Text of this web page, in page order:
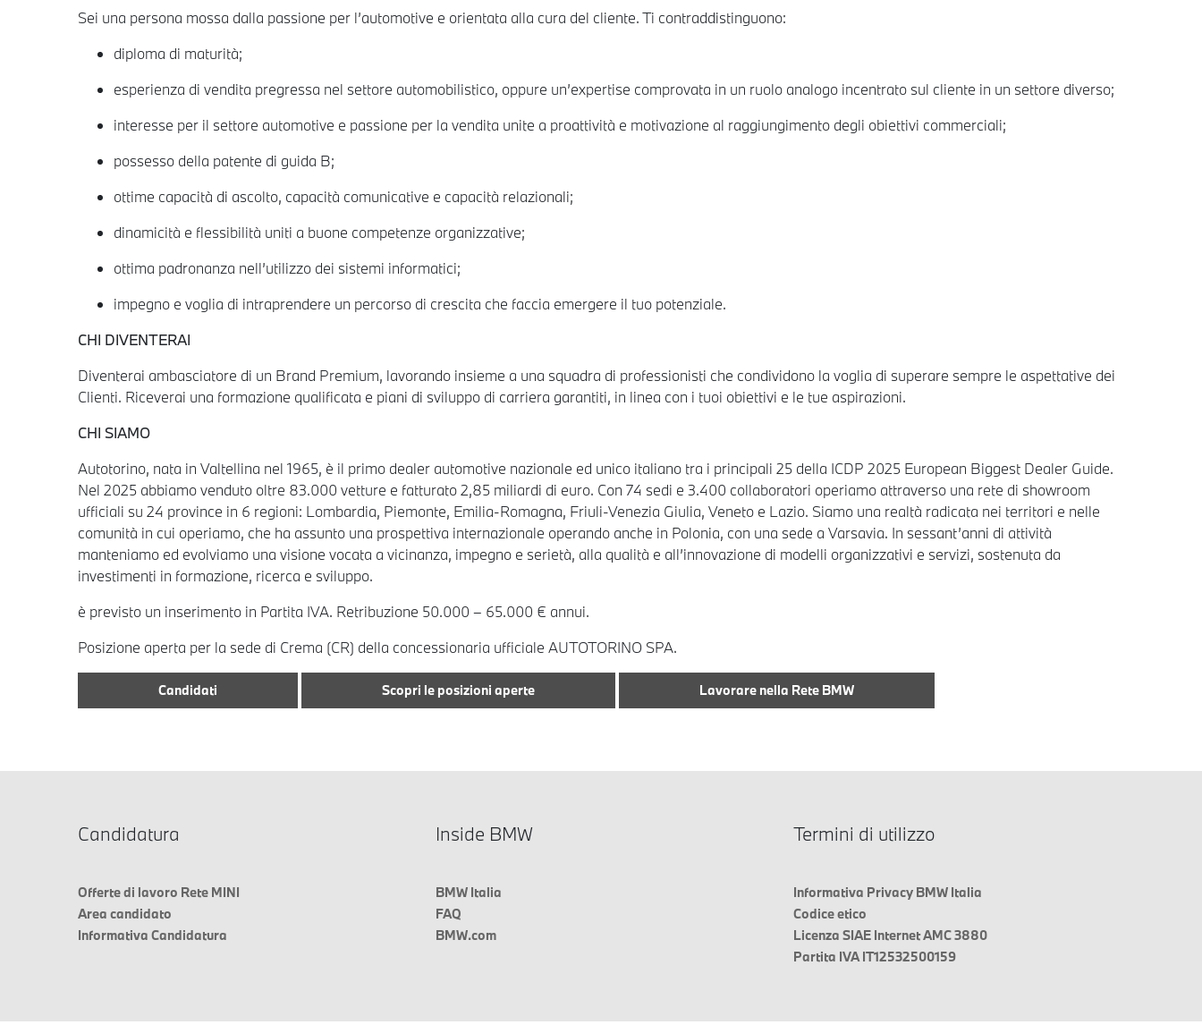
Sei una persona mossa dalla passione per l’automotive e orientata alla cura del cliente. Ti contraddistinguono:
diploma di maturità;
esperienza di vendita pregressa nel settore automobilistico, oppure un’expertise comprovata in un ruolo analogo incentrato sul cliente in un settore diverso;
interesse per il settore automotive e passione per la vendita unite a proattività e motivazione al raggiungimento degli obiettivi commerciali;
possesso della patente di guida B;
ottime capacità di ascolto, capacità comunicative e capacità relazionali;
dinamicità e flessibilità uniti a buone competenze organizzative;
ottima padronanza nell’utilizzo dei sistemi informatici;
impegno e voglia di intraprendere un percorso di crescita che faccia emergere il tuo potenziale.
CHI DIVENTERAI
Diventerai ambasciatore di un Brand Premium, lavorando insieme a una squadra di professionisti che condividono la voglia di superare sempre le aspettative dei
Clienti. Riceverai una formazione qualificata e piani di sviluppo di carriera garantiti, in linea con i tuoi obiettivi e le tue aspirazioni.
CHI SIAMO
Autotorino, nata in Valtellina nel 1965, è il primo dealer automotive nazionale ed unico italiano tra i principali 25 della ICDP 2025 European Biggest Dealer Guide.
Nel 2025 abbiamo venduto oltre 83.000 vetture e fatturato 2,85 miliardi di euro. Con 74 sedi e 3.400 collaboratori operiamo attraverso una rete di showroom
ufficiali su 24 province in 6 regioni: Lombardia, Piemonte, Emilia-Romagna, Friuli-Venezia Giulia, Veneto e Lazio. Siamo una realtà radicata nei territori e nelle
comunità in cui operiamo, che ha assunto una prospettiva internazionale operando anche in Polonia, con una sede a Varsavia. In sessant’anni di attività
manteniamo ed evolviamo una visione vocata a vicinanza, impegno e serietà, alla qualità e all’innovazione di modelli organizzativi e servizi, sostenuta da
investimenti in formazione, ricerca e sviluppo.
è previsto un inserimento in Partita IVA. Retribuzione 50.000 – 65.000 € annui.
Posizione aperta per la sede di Crema (CR) della concessionaria ufficiale AUTOTORINO SPA.
Candidati Scopri le posizioni aperte Lavorare nella Rete BMW
Candidatura
Offerte di lavoro Rete MINI
Area candidato
Informativa Candidatura
Inside BMW
BMW Italia
FAQ
BMW.com
Termini di utilizzo
Informativa Privacy BMW Italia
Codice etico
Licenza SIAE Internet AMC 3880
Partita IVA IT12532500159